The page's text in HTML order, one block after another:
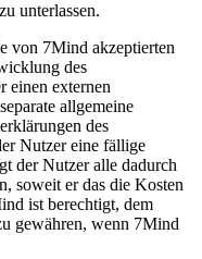
unterlassen.
von 7Mind akzeptierten
des
einen externen
allgemeine
des
Nutzer eine fällige
der Nutzer alle dadurch
soweit er das die Kosten
ist berechtigt, dem
gewähren, wenn 7Mind